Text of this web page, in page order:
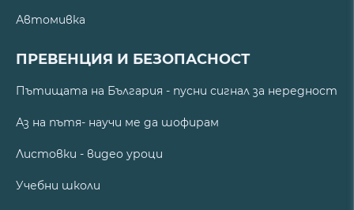
Автомивка
ПРЕВЕНЦИЯ И БЕЗОПАСНОСТ
Пътищата на България - пусни сигнал за нередност
Аз на пътя- научи ме да шофирам
Листовки - видео уроци
Учебни школи